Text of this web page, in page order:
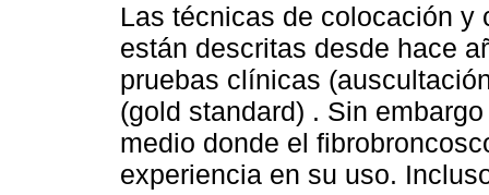
Las técnicas de colocación y
están descritas desde hace
pruebas clínicas
(gold standard) . Sin
medio donde el
experiencia en su uso.